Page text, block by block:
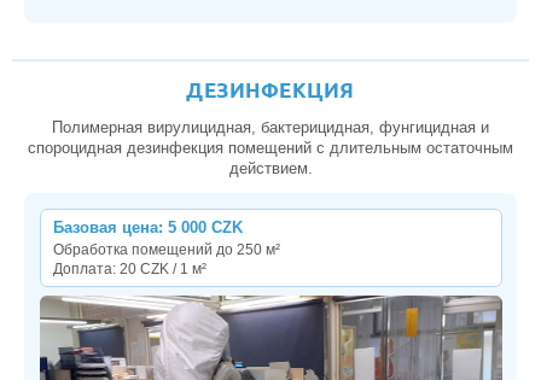
ДЕЗИНФЕКЦИЯ
Полимерная вирулицидная, бактерицидная, фунгицидная и
спороцидная дезинфекция помещений с длительным остаточным
действием.
Базовая цена: 5 000 CZK
Обработка помещений до 250 м²
Доплата: 20 CZK / 1 м²